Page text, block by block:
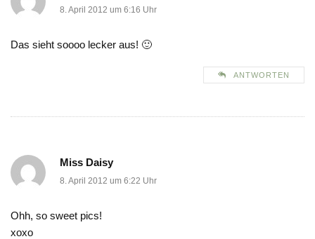
8. April 2012 um 6:16 Uhr
Das sieht soooo lecker aus! 🙂
ANTWORTEN
Miss Daisy
8. April 2012 um 6:22 Uhr
Ohh, so sweet pics!
xoxo